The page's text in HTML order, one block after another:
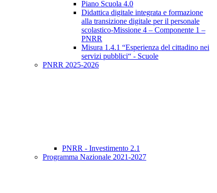
Piano Scuola 4.0
Didattica digitale integrata e formazione
alla transizione digitale per il personale
scolastico-Missione 4 – Componente 1 –
PNRR
Misura 1.4.1 “Esperienza del cittadino nei
servizi pubblici“ - Scuole
PNRR 2025-2026
PNRR - Investimento 2.1
Programma Nazionale 2021-2027